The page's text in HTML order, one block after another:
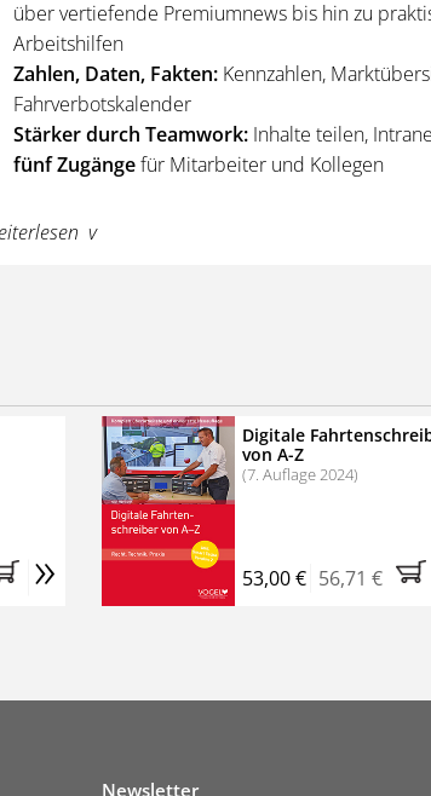
über vertiefende Premiumnews bis hin zu
Arbeitshilfen
Zahlen, Daten, Fakten: Kennzahlen,
Fahrverbotskalender
Stärker durch Teamwork: Inhalte teilen,
fünf Zugängefür Mitarbeiter und Kollegen
erhaltenalle Ausgaben
Kostenfreie Online-Seminare
Sie jetzt das VerkehrsRundschau
(inkl. der derzeitig gesetzlichen MwSt. und
Sie nichts weiter tun, das
keine weiteren Verpflichtungen.
»
Digitale
von A-Z
(7. Auflage 2024)
53,00 € 56,71 €
Newsletter